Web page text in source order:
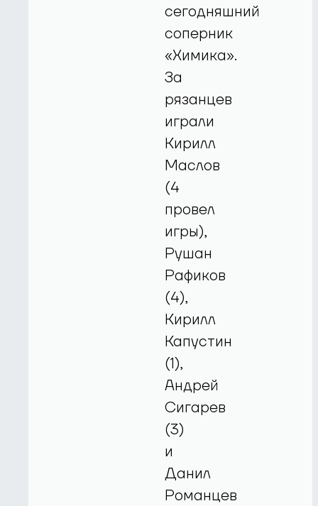
сегодняшний
соперник
«Химика».
За
рязанцев
играли
Кирилл
Маслов
(4
провел
игры),
Рушан
Рафиков
(4),
Кирилл
Капустин
(1),
Андрей
Сигарев
(3)
и
Данил
Романцев